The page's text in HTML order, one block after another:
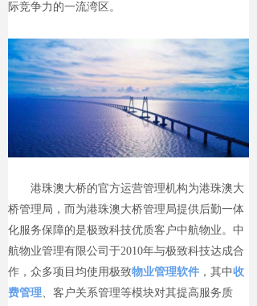
际竞争力的一流湾区。
港珠澳大桥的官方运营管理机构为港珠澳大
桥管理局，而为港珠澳大桥管理局提供后勤一体
化服务保障的是极致科技优质客户中航物业。中
航物业管理有限公司于2010年与极致科技达成合
作，众多项目均使用极致物业管理软件 ，其中收
费管理 、客户关系管理等模块对其提高服务质